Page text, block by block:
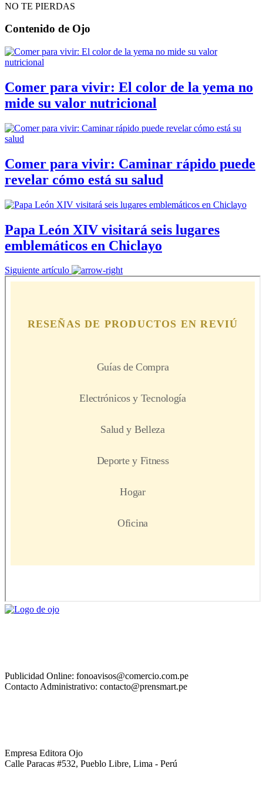
NO TE PIERDAS
Contenido de Ojo
Comer para vivir: El color de la yema no
mide su valor nutricional
Comer para vivir: Caminar rápido puede
revelar cómo está su salud
Papa León XIV visitará seis lugares
emblemáticos en Chiclayo
Siguiente artículo
Publicidad Online: fonoavisos@comercio.com.pe
Contacto Administrativo: contacto@prensmart.pe
Empresa Editora Ojo
Calle Paracas #532, Pueblo Libre, Lima - Perú